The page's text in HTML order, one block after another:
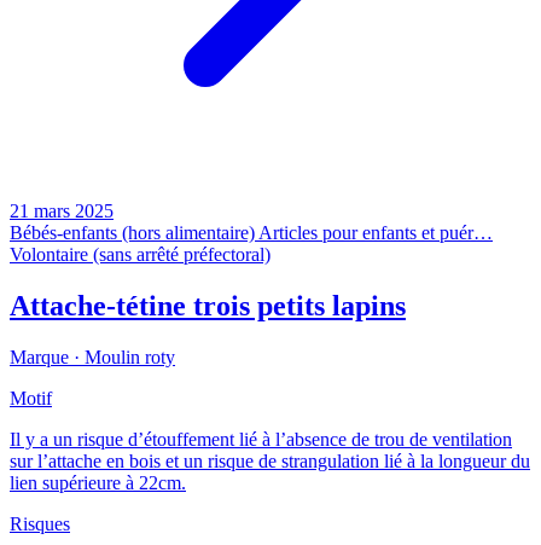
21 mars 2025
Bébés-enfants (hors alimentaire) Articles pour enfants et puér…
Volontaire (sans arrêté préfectoral)
Attache-tétine trois petits lapins
Marque · Moulin roty
Motif
Il y a un risque d’étouffement lié à l’absence de trou de ventilation
sur l’attache en bois et un risque de strangulation lié à la longueur du
lien supérieure à 22cm.
Risques